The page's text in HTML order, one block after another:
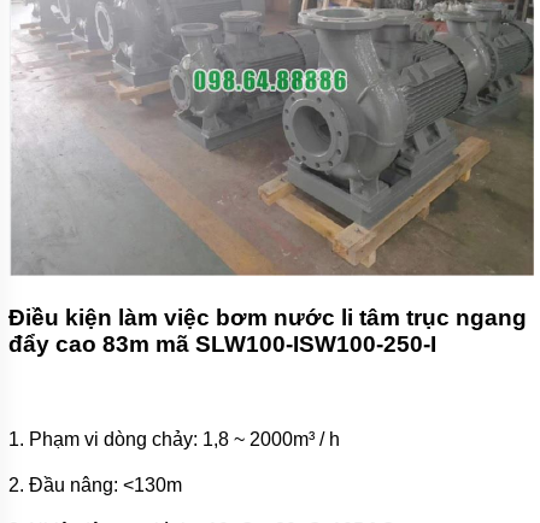
Điều kiện làm việc bơm nước li tâm trục ngang
đẩy cao 83m mã SLW100-ISW100-250-I
1. Phạm vi dòng chảy: 1,8 ~ 2000m³ / h
2. Đầu nâng: <130m